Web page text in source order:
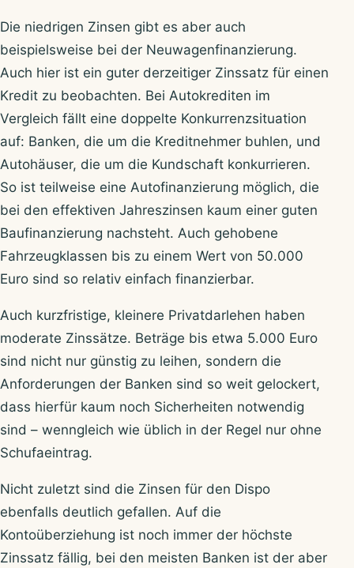
Die niedrigen Zinsen gibt es aber auch
beispielsweise bei der Neuwagenfinanzierung.
Auch hier ist ein guter derzeitiger Zinssatz für einen
Kredit zu beobachten. Bei Autokrediten im
Vergleich fällt eine doppelte Konkurrenzsituation
auf: Banken, die um die Kreditnehmer buhlen, und
Autohäuser, die um die Kundschaft konkurrieren.
So ist teilweise eine Autofinanzierung möglich, die
bei den effektiven Jahreszinsen kaum einer guten
Baufinanzierung nachsteht. Auch gehobene
Fahrzeugklassen bis zu einem Wert von 50.000
Euro sind so relativ einfach finanzierbar.
Auch kurzfristige, kleinere Privatdarlehen haben
moderate Zinssätze. Beträge bis etwa 5.000 Euro
sind nicht nur günstig zu leihen, sondern die
Anforderungen der Banken sind so weit gelockert,
dass hierfür kaum noch Sicherheiten notwendig
sind – wenngleich wie üblich in der Regel nur ohne
Schufaeintrag.
Nicht zuletzt sind die Zinsen für den Dispo
ebenfalls deutlich gefallen. Auf die
Kontoüberziehung ist noch immer der höchste
Zinssatz fällig, bei den meisten Banken ist der aber